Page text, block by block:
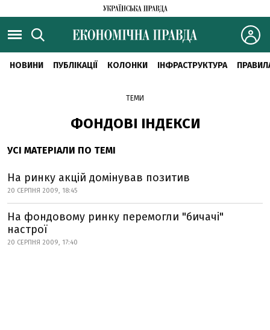
НОВИНИ ПУБЛІКАЦІЇ КОЛОНКИ ІНФРАСТРУКТУРА
ТЕМИ
ФОНДОВІ ІНДЕКСИ
УСІ МАТЕРІАЛИ ПО ТЕМІ
На ринку акцій домінував позитив
20 СЕРПНЯ 2009, 18:45
На фондовому ринку перемогли "бичачі"
настрої
20 СЕРПНЯ 2009, 17:40